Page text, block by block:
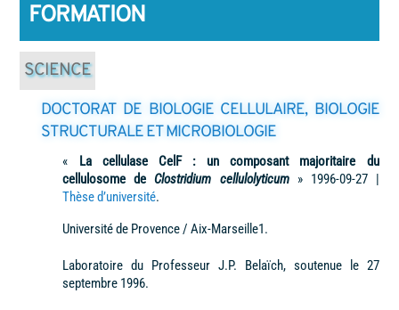
FORMATION
SCIENCE
DOCTORAT DE BIOLOGIE CELLULAIRE, BIOLOGIE
STRUCTURALE ET MICROBIOLOGIE
« La cellulase CelF : un composant majoritaire du
cellulosome deClostridium cellulolyticum» 1996-09-27 |
Thèse d’université.
Université de Provence / Aix-Marseille1.
Laboratoire du Professeur J.P. Belaïch, soutenue le 27
septembre 1996.